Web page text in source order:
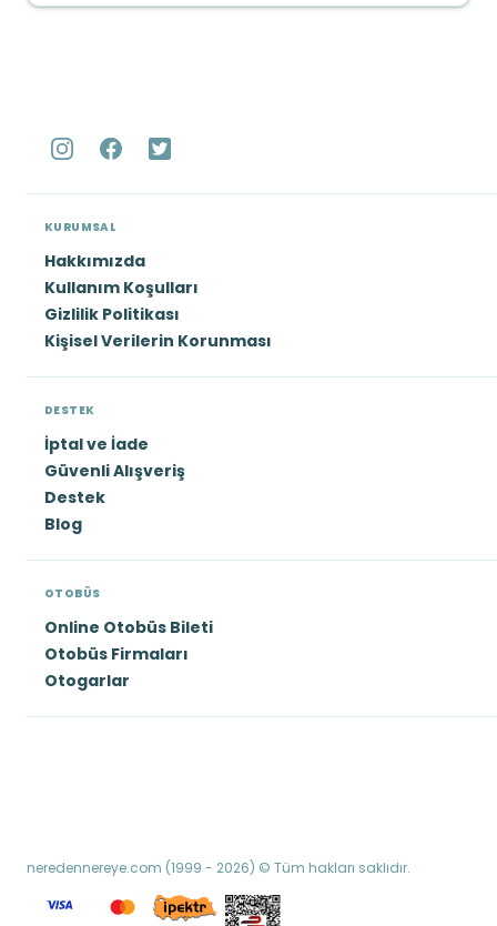
KURUMSAL
Hakkımızda
Kullanım Koşulları
Gizlilik Politikası
Kişisel Verilerin Korunması
DESTEK
İptal ve İade
Güvenli Alışveriş
Destek
Blog
OTOBÜS
Online Otobüs Bileti
Otobüs Firmaları
Otogarlar
neredennereye.com (1999 - 2026) © Tüm hakları saklıdır.